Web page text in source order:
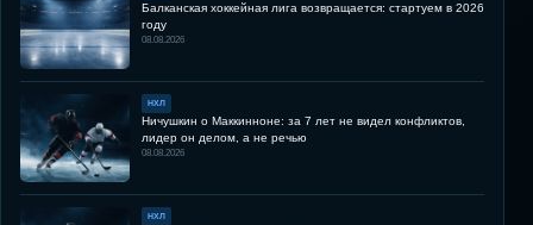
Балканская хоккейная лига возвращается: стартуем в 2026
году
08.08.2026
НХЛ
Ничушкин о Маккинноне: за 7 лет не видел конфликтов,
лидер он делом, а не речью
08.08.2026
НХЛ